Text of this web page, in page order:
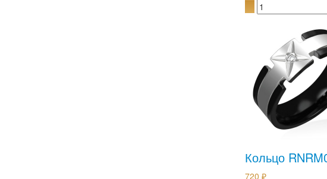
Кольцо
720 ₽